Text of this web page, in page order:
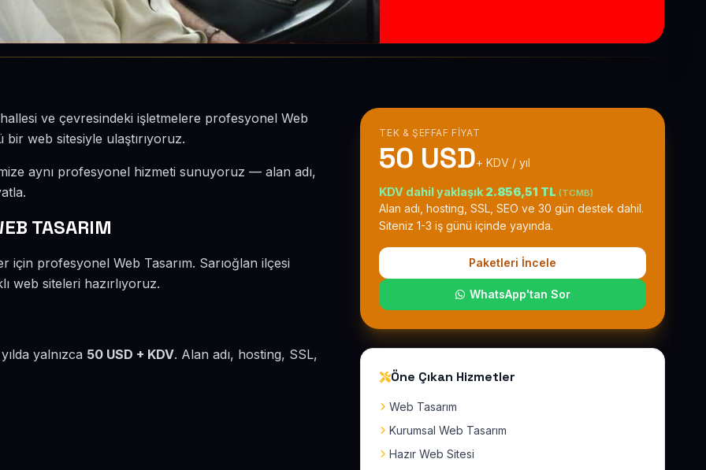
ve çevresindeki işletmelere profesyonel Web
web sitesiyle ulaştırıyoruz.
aynı profesyonel hizmeti sunuyoruz — alan adı,
TASARIM
için profesyonel Web Tasarım. Sarıoğlan ilçesi
web siteleri hazırlıyoruz.
yalnızca 50 USD + KDV. Alan adı, hosting, SSL,
TEK & ŞEFFAF FIYAT
50 USD+ KDV / yıl
KDV dahil yaklaşık 2.856,51 TL (TCMB)
Alan adı, hosting, SSL, SEO ve 30 gün destek dahil.
Siteniz 1-3 iş günü içinde yayında.
Paketleri İncele
WhatsApp'tan Sor
Öne Çıkan Hizmetler
Web Tasarım
Kurumsal Web Tasarım
Hazır Web Sitesi